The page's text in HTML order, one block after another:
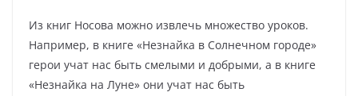
Из книг Носова можно извлечь множество уроков.
Например, в книге «Незнайка в Солнечном городе»
герои учат нас быть смелыми и добрыми, а в книге
«Незнайка на Луне» они учат нас быть